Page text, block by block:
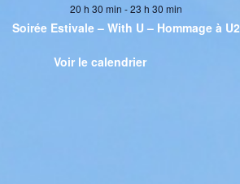
20 h 30 min -23 h 30 min
Soirée Estivale – With U – Hommage à U2
Voir le calendrier